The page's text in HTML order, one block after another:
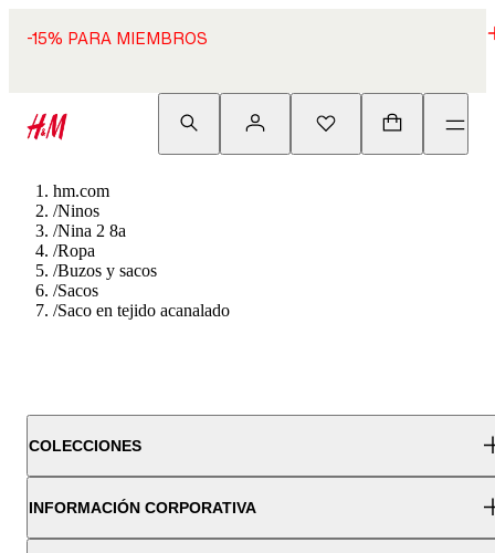
-15% PARA MIEMBROS
hm.com
/Ninos
/Nina 2 8a
/Ropa
/Buzos y sacos
/Sacos
/Saco en tejido acanalado
COLECCIONES
INFORMACIÓN CORPORATIVA